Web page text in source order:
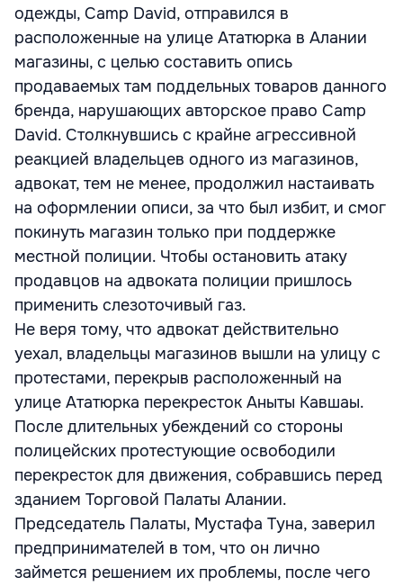
одежды, Camp David, отправился в
расположенные на улице Ататюрка в Алании
магазины, с целью составить опись
продаваемых там поддельных товаров данного
бренда, нарушающих авторское право Camp
David. Столкнувшись с крайне агрессивной
реакцией владельцев одного из магазинов,
адвокат, тем не менее, продолжил настаивать
на оформлении описи, за что был избит, и смог
покинуть магазин только при поддержке
местной полиции. Чтобы остановить атаку
продавцов на адвоката полиции пришлось
применить слезоточивый газ.
Не веря тому, что адвокат действительно
уехал, владельцы магазинов вышли на улицу с
протестами, перекрыв расположенный на
улице Ататюрка перекресток Аныты Кавшаы.
После длительных убеждений со стороны
полицейских протестующие освободили
перекресток для движения, собравшись перед
зданием Торговой Палаты Алании.
Председатель Палаты, Мустафа Туна, заверил
предпринимателей в том, что он лично
займется решением их проблемы, после чего